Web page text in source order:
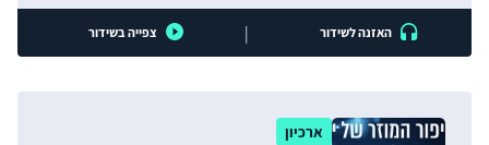
האזנה לשידור | צפייה בשידור
ארכיון